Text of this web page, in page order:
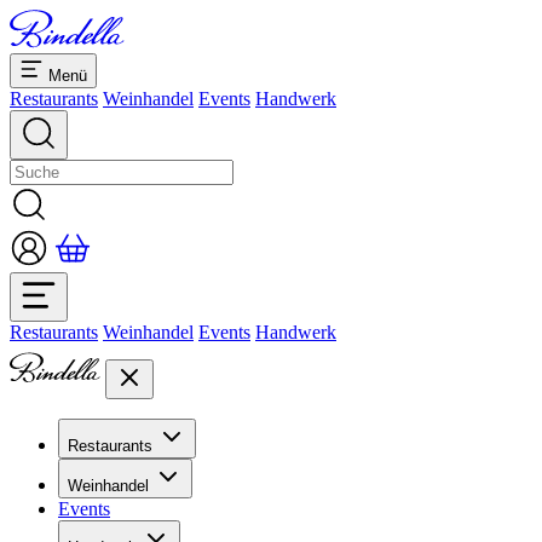
Menü
Restaurants Weinhandel Events Handwerk
Restaurants Weinhandel Events Handwerk
Restaurants
Übersicht Restaurants
Bankette & Events
Dolcezze
Weinhandel
Übersicht
Events